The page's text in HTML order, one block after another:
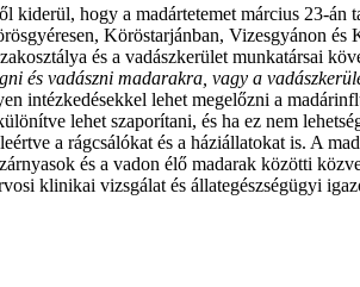
kiderül, hogy a madártetemet március 23-
Köröstarjánban, Vizesgyánon
és a vadászkerület munkatársai
és vadászni madarakra, vagy a
intézkedésekkel lehet megelőzni a
lehet szaporítani, és ha ez nem
a rágcsálókat és a háziállatokat is. A
és a vadon élő madarak közötti
klinikai vizsgálat és állategészségügyi